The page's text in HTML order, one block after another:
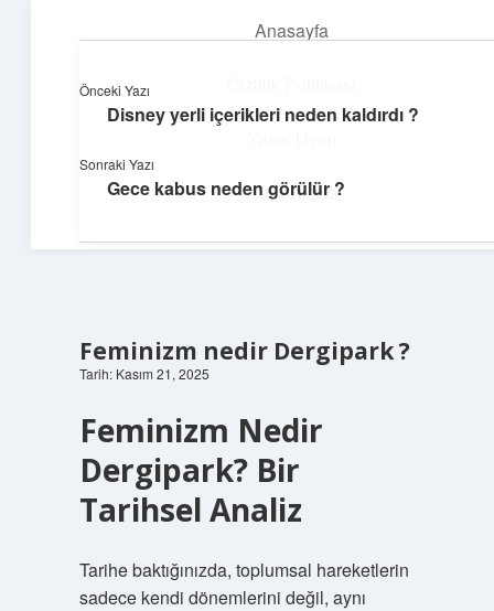
Anasayfa
Hakkımızda
Günlük İlham
Farklı bakış açılarıyla hayatı gör.
Feminizm nedir Dergipark ?
Tarih: Kasım 21, 2025
Feminizm Nedir
Dergipark? Bir
Tarihsel Analiz
Tarihe baktığınızda, toplumsal hareketlerin
sadece kendi dönemlerini değil, aynı
Önceki Yazı
Disney yerli içerikleri neden kaldırdı ?
Sonraki Yazı
Gece kabus neden görülür ?